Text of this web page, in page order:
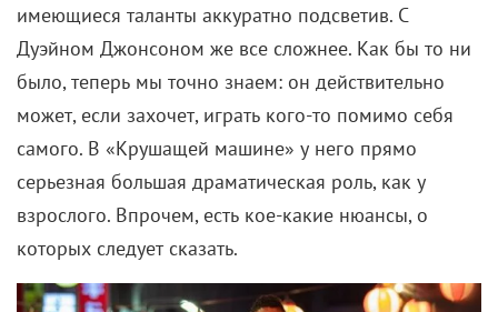
имеющиеся таланты аккуратно подсветив. С
Дуэйном Джонсоном же все сложнее. Как бы то ни
было, теперь мы точно знаем: он действительно
может, если захочет, играть кого-то помимо себя
самого. В «Крушащей машине» у него прямо
серьезная большая драматическая роль, как у
взрослого. Впрочем, есть кое-какие нюансы, о
которых следует сказать.